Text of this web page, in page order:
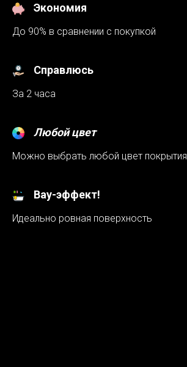
Экономия
До 90% в сравнении с покупкой
Справлюсь
За 2 часа
Любой цвет
Можно выбрать любой цвет покрытия
Вау-эффект!
Идеально ровная поверхность